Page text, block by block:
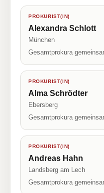
PROKURIST(IN)
Alexandra Schlott
München
Gesamtprokura
PROKURIST(IN)
Alma Schrödter
Ebersberg
Gesamtprokura
PROKURIST(IN)
Andreas Hahn
Landsberg am Lech
Gesamtprokura